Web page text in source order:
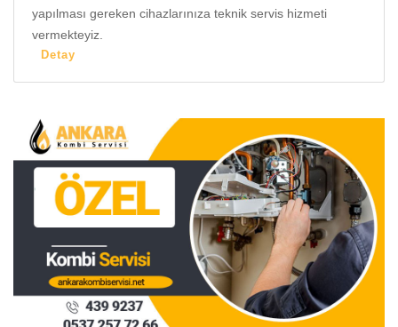
yapılması gereken cihazlarınıza teknik servis hizmeti
vermekteyiz.
Detay